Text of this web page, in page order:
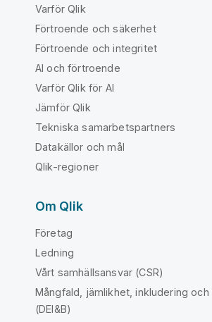
Varför Qlik
Förtroende och säkerhet
Förtroende och integritet
AI och förtroende
Varför Qlik för AI
Jämför Qlik
Tekniska samarbetspartners
Datakällor och mål
Qlik-regioner
Om Qlik
Företag
Ledning
Vårt samhällsansvar (CSR)
Mångfald, jämlikhet, inkludering
(DEI&B)